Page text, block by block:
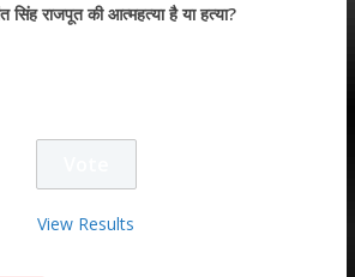
राजपूत की आत्महत्या है या हत्या?
View Results